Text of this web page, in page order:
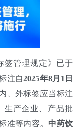
管理规定》已于
注自2025年8月1日
、外标签应当标注
生产企业、产品批
准等内容。 中药饮